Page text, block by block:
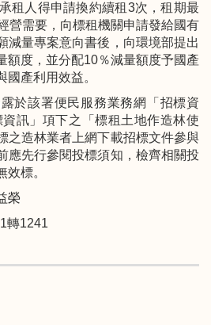
租人得申請換約續租3次，租期最
營需要，向標租機關申請發給國有
減量專案意向書後，向環境部提出
額度，並分配10％減量額度予國產
產利用效益。
於該署便民服務業務網「招標資
訊」項下之「標租土地作造林使
之造林業者上網下載招標文件參與
應先行參閱投標須知，檢齊相關投
標。
榮
轉1241